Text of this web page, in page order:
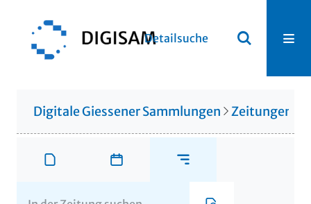
Detailsuche
Digitale Giessener Sammlungen Zeitungen